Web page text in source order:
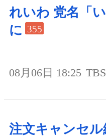
れいわ 党名「い
に 355
08月06日 18:25
注文キャンセル